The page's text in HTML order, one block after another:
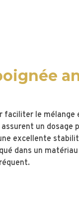
faciliter le
un dosage
excellente
dans un